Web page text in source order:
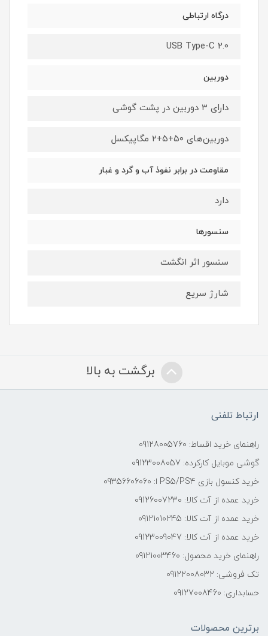
درگاه ارتباطی
USB Type-C 2.0
دوربین
دارای ۳ دوربین در پشت گوشی
دوربین‌های ۵۰+۵+۲ مگاپیکسل
مقاومت در برابر نفوذ آب و گرد و غبار
دارد
سنسور‌ها
سنسور اثر انگشت
شارژ سریع
برگشت به بالا
ارتباط تلفنی
راهنمای خرید اقساط: 09128005760
گوشی موبایل کارکرده: 09123008057
خرید کنسول بازی PS5/PS4 ا: 09356606060
خرید عمده از آت کالا: 09126007230
خرید عمده از آت کالا: 09121010245
خرید عمده از آت کالا: 09123009047
راهنمای خرید محصول: 09121003460
تک فروشی: 09122008032
حسابداری: 09127008460
برترین محصولات